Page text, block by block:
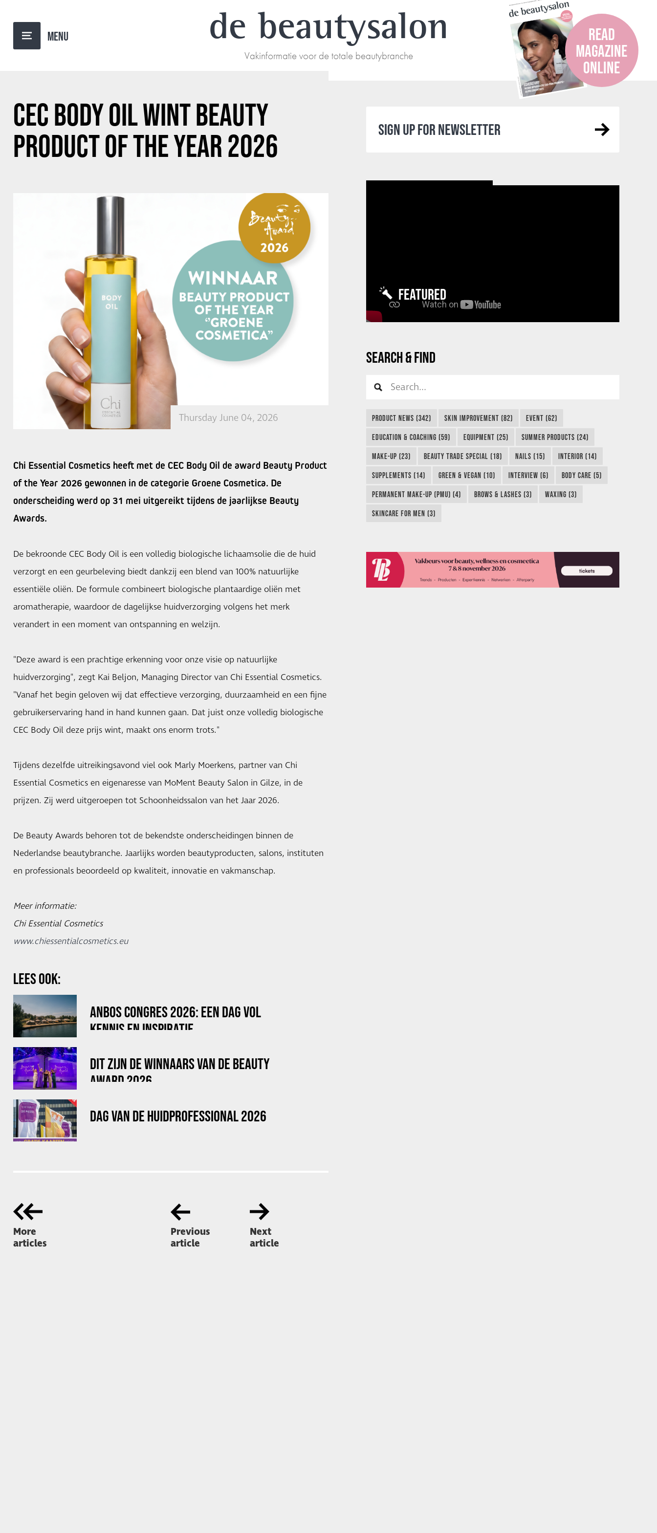
de beautysalon
Vakinformatie voor de totale beautybranche
READ
MAGAZINE
ONLINE
CEC BODY OIL WINT BEAUTY
PRODUCT OF THE YEAR 2026
Thursday June 04, 2026
Chi Essential Cosmetics heeft met de CEC Body Oil de award Beauty Product
of the Year 2026 gewonnen in de categorie Groene Cosmetica. De
onderscheiding werd op 31 mei uitgereikt tijdens de jaarlijkse Beauty
Awards.
De bekroonde CEC Body Oil is een volledig biologische lichaamsolie die de huid
verzorgt en een geurbeleving biedt dankzij een blend van 100% natuurlijke
essentiële oliën. De formule combineert biologische plantaardige oliën met
aromatherapie, waardoor de dagelijkse huidverzorging volgens het merk
verandert in een moment van ontspanning en welzijn.
"Deze award is een prachtige erkenning voor onze visie op natuurlijke
huidverzorging", zegt Kai Beljon, Managing Director van Chi Essential Cosmetics.
"Vanaf het begin geloven wij dat effectieve verzorging, duurzaamheid en een fijne
gebruikerservaring hand in hand kunnen gaan. Dat juist onze volledig biologische
CEC Body Oil deze prijs wint, maakt ons enorm trots."
Tijdens dezelfde uitreikingsavond viel ook Marly Moerkens, partner van Chi
Essential Cosmetics en eigenaresse van MoMent Beauty Salon in Gilze, in de
prijzen. Zij werd uitgeroepen tot Schoonheidssalon van het Jaar 2026.
De Beauty Awards behoren tot de bekendste onderscheidingen binnen de
Nederlandse beautybranche. Jaarlijks worden beautyproducten, salons, instituten
en professionals beoordeeld op kwaliteit, innovatie en vakmanschap.
Meer informatie:
Chi Essential Cosmetics
www.chiessentialcosmetics.eu
LEES OOK:
ANBOS CONGRES 2026: EEN DAG VOL
KENNIS EN INSPIRATIE
DIT ZIJN DE WINNAARS VAN DE BEAUTY
AWARD 2026
DAG VAN DE HUIDPROFESSIONAL 2026
More
articles
Previous
article
Next
article
SIGN UP FOR NEWSLETTER
FEATURED
SEARCH & FIND
PRODUCT NEWS (342) SKIN IMPROVEMENT (82) EVENT (62)
EDUCATION & COACHING (59) EQUIPMENT (25) SUMMER PRODUCTS (24)
MAKE-UP (23) BEAUTY TRADE SPECIAL (18) NAILS (15) INTERIOR (14)
SUPPLEMENTS (14) GREEN & VEGAN (10) INTERVIEW (6) BODY CARE (5)
PERMANENT MAKE-UP (PMU) (4) BROWS & LASHES (3) WAXING (3)
SKINCARE FOR MEN (3)